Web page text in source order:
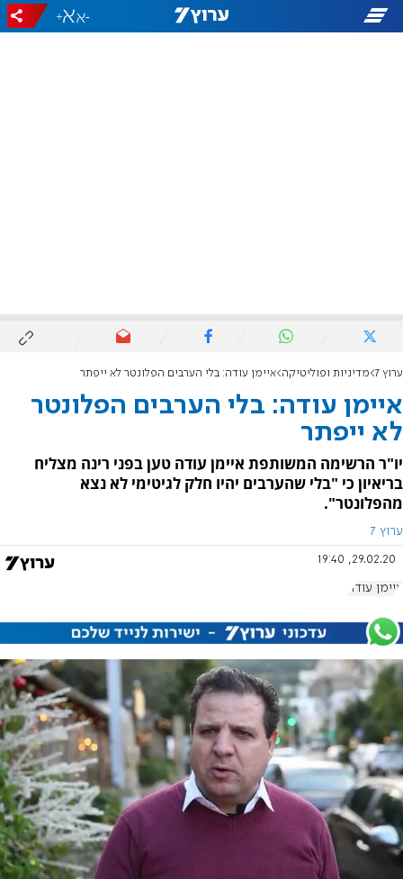
-
+
ערוץ 7 מדיניות ופוליטיקה איימן עודה: בלי הערבים הפלונטר לא ייפתר‎‎
איימן עודה: בלי הערבים הפלונטר
לא ייפתר‎‎
יו"ר הרשימה המשותפת איימן עודה טען בפני רינה מצליח
בריאיון כי "בלי שהערבים יהיו חלק לגיטימי לא נצא
מהפלונטר".
ערוץ 7
29.02.20, 19:40
איימן עודה